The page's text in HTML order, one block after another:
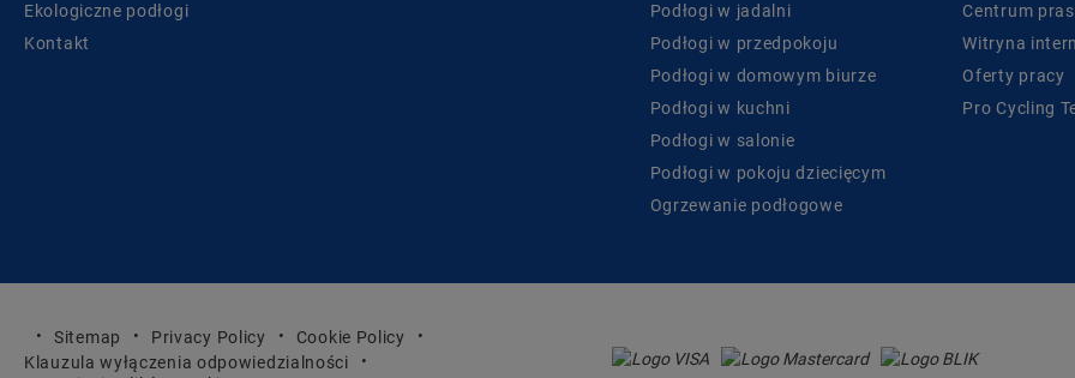
Ekologiczne podłogi
Kontakt
Podłogi w jadalni
Podłogi w przedpokoju
Podłogi w domowym biurze
Podłogi w kuchni
Podłogi w salonie
Podłogi w pokoju dziecięcym
Ogrzewanie podłogowe
Centrum
Witryna
Oferty pracy
Pro Cycling
Sitemap Privacy Policy
Cookie Policy
Klauzula wyłączenia odpowiedzialności